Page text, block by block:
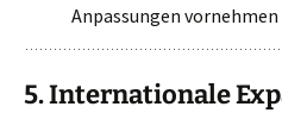
Anpassungen
5.Internationale